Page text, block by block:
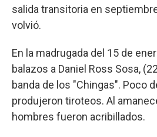
salida transitoria en
volvió.
En la madrugada del 15 de
balazos a Daniel Ross Sosa,
banda de los "Chingas". Poco
produjeron tiroteos. Al
hombres fueron acribillados.